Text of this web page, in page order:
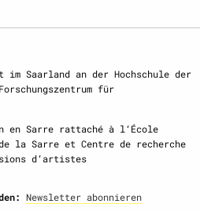
Saarland an der Hochschule der
für
en Sarre rattaché à l‘École
la Sarre et Centre de recherche
d‘artistes
Newsletter abonnieren